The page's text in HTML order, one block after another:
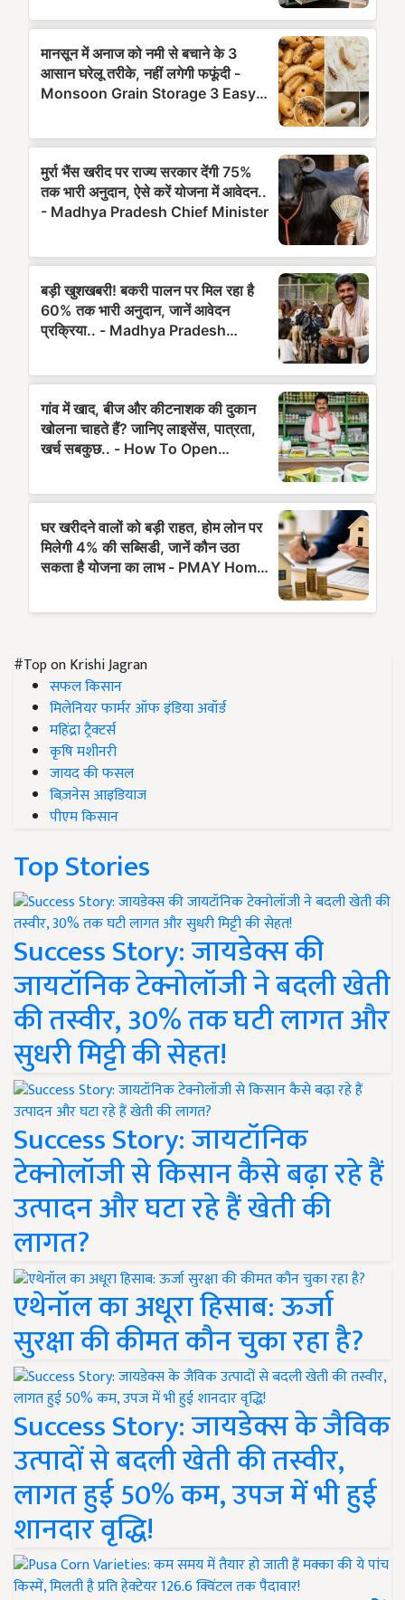
#Top on Krishi Jagran
सफल किसान
मिलेनियर फार्मर ऑफ इंडिया अवॉर्ड
महिंद्रा ट्रैक्टर्स
कृषि मशीनरी
जायद की फसल
बिज़नेस आइडियाज
पीएम किसान
Top Stories
Success Story: जायडेक्स की
जायटॉनिक टेक्नोलॉजी ने बदली खेती
की तस्वीर, 30% तक घटी लागत और
सुधरी मिट्टी की सेहत!
Success Story: जायटॉनिक
टेक्नोलॉजी से किसान कैसे बढ़ा रहे हैं
उत्पादन और घटा रहे हैं खेती की
लागत?
एथेनॉल का अधूरा हिसाब: ऊर्जा
सुरक्षा की कीमत कौन चुका रहा है?
Success Story: जायडेक्स के जैविक
उत्पादों से बदली खेती की तस्वीर,
लागत हुई 50% कम, उपज में भी हुई
शानदार वृद्धि!